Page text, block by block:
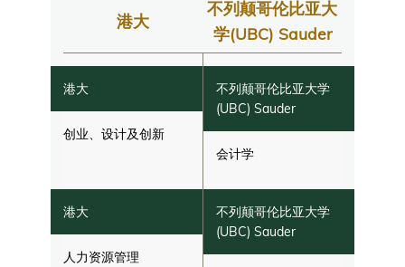
港大
不列颠哥伦比亚大
学(UBC) Sauder
创业、设计及创新
会计学
人力资源管理